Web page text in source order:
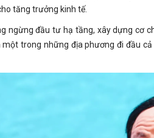
tăng trưởng kinh tế.
ngừng đầu tư hạ tầng, xây dựng cơ
trong những địa phương đi đầu